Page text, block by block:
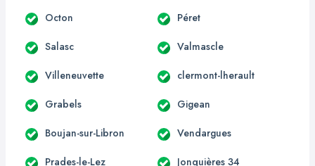
Octon Péret
Salasc Valmascle
Villeneuvette clermont-lherault
Grabels Gigean
Boujan-sur-Libron Vendargues
Prades-le-Lez Jonquières 34